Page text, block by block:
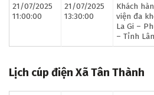
21/07/2025
11:00:00
21/07/2025
13:30:00
Khách
viện đa
La Gi –
– Tỉnh
Lịch cúp điện Xã Tân Thành